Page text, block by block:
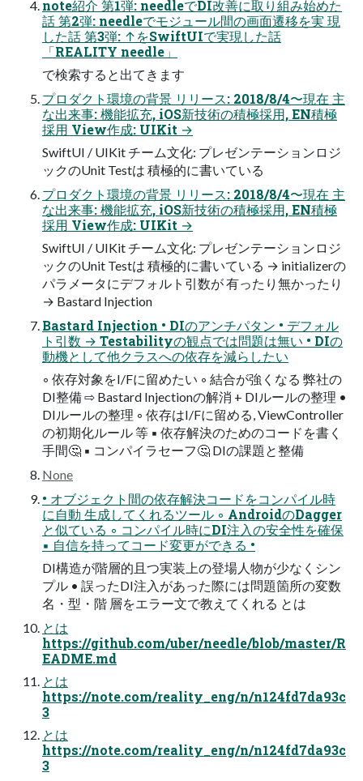
note紹介 第1弾: needleでDI改善に取り組み始めた
話 第2弾: needleでモジュール間の画面遷移を実 現
した話 第3弾: ↑をSwiftUIで実現した話
「REALITY needle」
で検索すると出てきます
プロダクト環境の背景 リリース: 2018/8/4〜現在 主
な出来事: 機能拡充, iOS新技術の積極採用, EN積極
採用 View作成: UIKit →
SwiftUI / UIKit チーム文化: プレゼンテーションロジ
ックのUnit Testは 積極的に書いている
プロダクト環境の背景 リリース: 2018/8/4〜現在 主
な出来事: 機能拡充, iOS新技術の積極採用, EN積極
採用 View作成: UIKit →
SwiftUI / UIKit チーム文化: プレゼンテーションロジ
ックのUnit Testは 積極的に書いている → initializerの
パラメータにデフォルト引数が 有ったり無かったり
→ Bastard Injection
Bastard Injection • DIのアンチパタン • デフォル
ト引数 → Testabilityの観点では問題は無い • DIの
動機として他クラスへの依存を減らしたい
◦ 依存対象をI/Fに留めたい ◦ 結合が強くなる 弊社の
DI整備 ⇨ Bastard Injectionの解消 + DIルールの整理 •
DIルールの整理 ◦ 依存はI/Fに留める, ViewController
の初期化ルール 等 ▪ 依存解決のためのコードを書く
手間🤔 ▪ コンパイラセーフ🤔 DIの課題と整備
None
• オブジェクト間の依存解決コードをコンパイル時
に自動 生成してくれるツール ◦ AndroidのDagger
と似ている ◦ コンパイル時にDI注入の安全性を確保
▪ 自信を持ってコード変更ができる •
DI構造が階層的且つ実装上の登場人物が少なくシン
プル • 誤ったDI注入があった際には問題箇所の変数
名・型・階 層をエラー文で教えてくれる とは
とは
https://github.com/uber/needle/blob/master/R
EADME.md
とは
https://note.com/reality_eng/n/n124fd7da93c
3
とは
https://note.com/reality_eng/n/n124fd7da93c
3